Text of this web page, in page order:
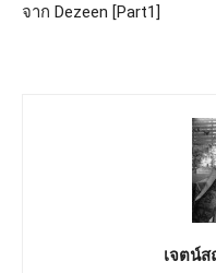
จาก Dezeen [Part1]
เจตน์